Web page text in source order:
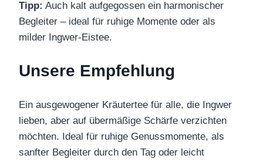
Tipp: Auch kalt aufgegossen ein harmonischer
Begleiter – ideal für ruhige Momente oder als
milder Ingwer-Eistee.
Unsere Empfehlung
Ein ausgewogener Kräutertee für alle, die Ingwer
lieben, aber auf übermäßige Schärfe verzichten
möchten. Ideal für ruhige Genussmomente, als
sanfter Begleiter durch den Tag oder leicht